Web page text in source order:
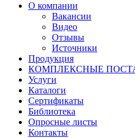
О компании
Вакансии
Видео
Отзывы
Источники
Продукция
КОМПЛЕКСНЫЕ
Услуги
Каталоги
Сертификаты
Библиотека
Опросные листы
Контакты